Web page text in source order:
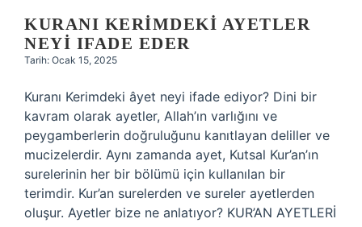
KURANI KERIMDEKI AYETLER
NEYI IFADE EDER
Tarih: Ocak 15, 2025
Kuranı Kerimdeki âyet neyi ifade ediyor? Dini bir
kavram olarak ayetler, Allah’ın varlığını ve
peygamberlerin doğruluğunu kanıtlayan deliller ve
mucizelerdir. Aynı zamanda ayet, Kutsal Kur’an’ın
surelerinin her bir bölümü için kullanılan bir
terimdir. Kur’an surelerden ve sureler ayetlerden
oluşur. Ayetler bize ne anlatıyor? KUR’AN AYETLERİ